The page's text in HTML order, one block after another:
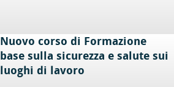
Nuovo corso di Formazione
base sulla sicurezza e salute sui
luoghi di lavoro